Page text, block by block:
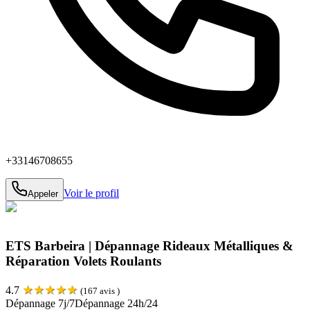
+33146708655
Appeler Voir le profil
ETS Barbeira | Dépannage Rideaux Métalliques &
Réparation Volets Roulants
4.7 ★★★★★ (167 avis )
Dépannage 7j/7Dépannage 24h/24